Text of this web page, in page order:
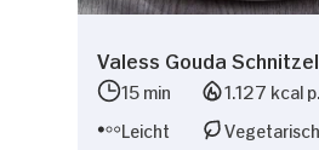
Valess Gouda
15 min
1.127 kcal
Leicht
Vegetarisch